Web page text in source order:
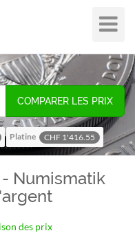
Plier
/
hors
de
COMPARER LES PRIX
Platine
CHF 1'416.55
Numismatik
des prix